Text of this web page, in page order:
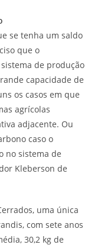
se tenha um saldo
que o
de produção
capacidade de
os casos em que
agrícolas
adjacente. Ou
caso o
no sistema de
Kleberson de
uma única
com sete anos
30,2 kg de